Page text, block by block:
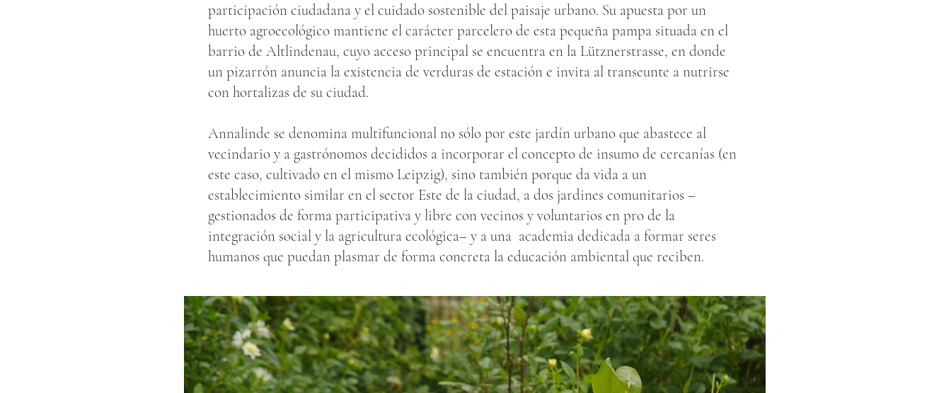
participación ciudadana y el cuidado sostenible del paisaje urbano. Su apuesta por un
huerto agroecológico mantiene el carácter parcelero de esta pequeña pampa situada en el
barrio de Altlindenau, cuyo acceso principal se encuentra en la Lütznerstrasse, en donde
un pizarrón anuncia la existencia de verduras de estación e invita al transeunte a nutrirse
con hortalizas de su ciudad.
Annalinde se denomina multifuncional no sólo por este jardín urbano que abastece al
vecindario y a gastrónomos decididos a incorporar el concepto de insumo de cercanías (en
este caso, cultivado en el mismo Leipzig), sino también porque da vida a un
establecimiento similar en el sector Este de la ciudad, a dos jardines comunitarios –
gestionados de forma participativa y libre con vecinos y voluntarios en pro de la
integración social y la agricultura ecológica– y a una academia dedicada a formar seres
humanos que puedan plasmar de forma concreta la educación ambiental que reciben.